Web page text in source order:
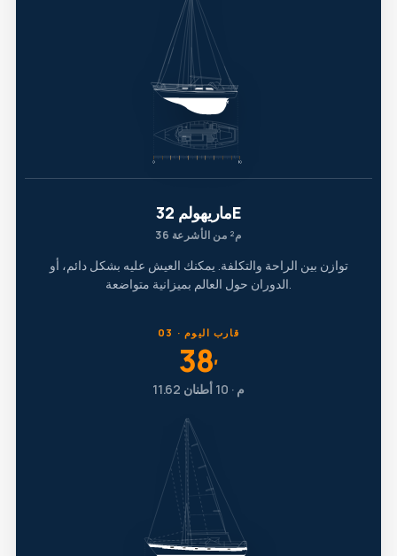
ماريهولم 32E
36 م² من الأشرعة
توازن بين الراحة والتكلفة. يمكنك العيش عليه بشكل دائم، أو
الدوران حول العالم بميزانية متواضعة.
03 · قارب اليوم
38′
11.62 م · 10 أطنان